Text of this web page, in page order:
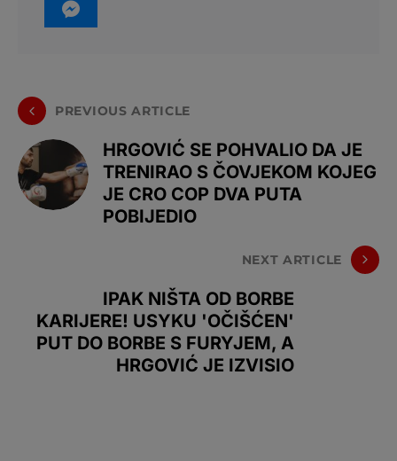
PREVIOUS ARTICLE
HRGOVIĆ SE POHVALIO DA JE
TRENIRAO S ČOVJEKOM KOJEG
JE CRO COP DVA PUTA
POBIJEDIO
NEXT ARTICLE
IPAK NIŠTA OD BORBE
KARIJERE! USYKU 'OČIŠĆEN'
PUT DO BORBE S FURYJEM, A
HRGOVIĆ JE IZVISIO